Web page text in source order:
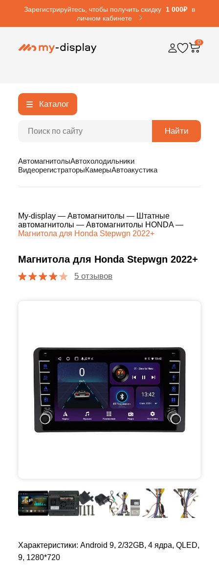
Зарегистрируйтесь, чтобы получить скидку 1 000₽
в
личном кабинете
0
Каталог
Найти
АвтомагнитолыАвтохолодильники
ВидеорегистраторыКамерыАвтоакустика
My-display — Автомагнитолы — Штатные
автомагнитолы — Автомагнитолы HONDA—
Магнитола для Honda Stepwgn 2022+
Магнитола для Honda Stepwgn 2022+
5 отзывов
Характеристики: Android 9, 2/32GB, 4 ядра, QLED,
9, 1280*720